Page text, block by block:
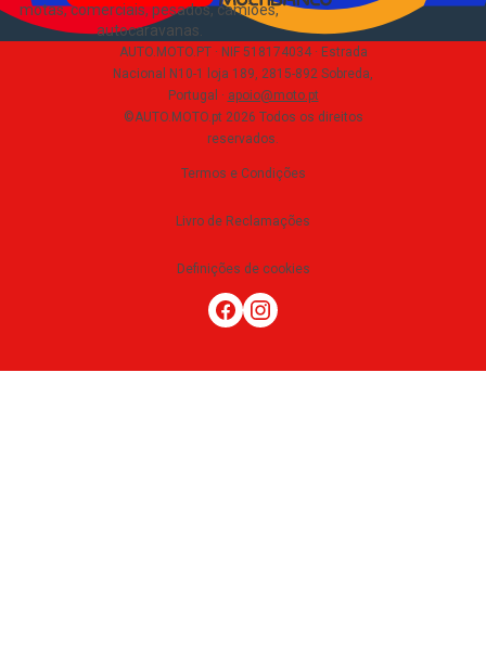
motas, comerciais, pesados, camiões,
autocaravanas
AUTO.MOTO.PT · NIF 518174034 · Estrada
Nacional N10-1 loja 189, 2815-892 Sobreda,
Portugal · apoio@moto.pt
©AUTO.MOTO.pt 2026 Todos os direitos
reservados.
Termos e Condições
Livro de Reclamações
Definições de cookies